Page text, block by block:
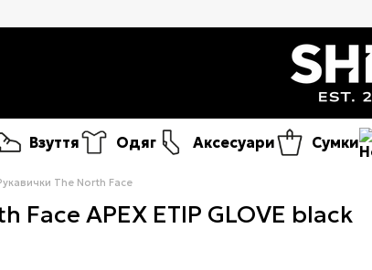
Взуття Одяг Аксесуари Сумки
The North Face
Face APEX ETIP GLOVE black